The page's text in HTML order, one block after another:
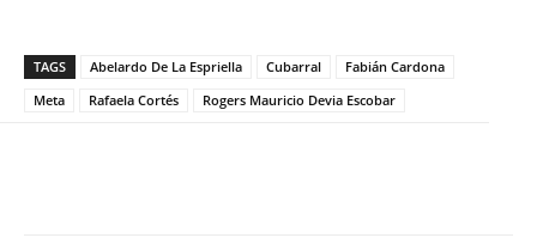
Barranquilla
LGBTIQ+ en
TAGS Abelardo De La Espriella Cubarral
Fabián Cardona
Meta
Rafaela Cortés Rogers Mauricio Devia Escobar